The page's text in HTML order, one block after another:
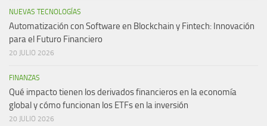
NUEVAS TECNOLOGÍAS
Automatización con Software en Blockchain y Fintech: Innovación
para el Futuro Financiero
20 JULIO 2026
FINANZAS
Qué impacto tienen los derivados financieros en la economía
global y cómo funcionan los ETFs en la inversión
20 JULIO 2026